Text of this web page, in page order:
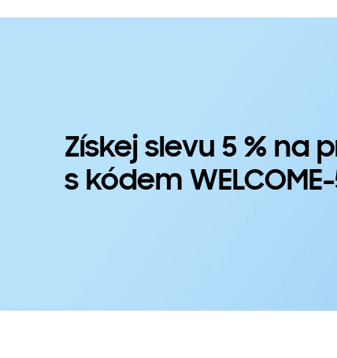
Získej slevu 5 % na
s kódem